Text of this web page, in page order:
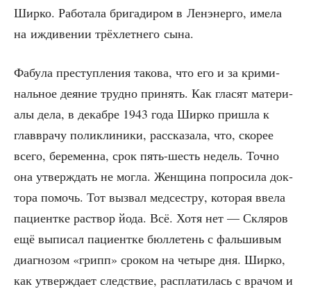
Шир­ко. Рабо­та­ла бри­га­ди­ром в Ленэнер­го, име­ла
на ижди­ве­нии трёх­лет­не­го сына.
Фабу­ла пре­ступ­ле­ния тако­ва, что его и за кри­ми­
наль­ное дея­ние труд­но при­нять. Как гла­сят мате­ри­
а­лы дела, в декаб­ре 1943 года Шир­ко при­шла к
глав­вра­чу поли­кли­ни­ки, рас­ска­за­ла, что, ско­рее
все­го, бере­мен­на, срок пять-шесть недель. Точ­но
она утвер­ждать не мог­ла. Жен­щи­на попро­си­ла док­
то­ра помочь. Тот вызвал мед­сест­ру, кото­рая вве­ла
паци­ент­ке рас­твор йода. Всё. Хотя нет — Скля­ров
ещё выпи­сал паци­ент­ке бюл­ле­тень с фаль­ши­вым
диа­гно­зом «грипп» сро­ком на четы­ре дня. Шир­ко,
как утвер­жда­ет след­ствие, рас­пла­ти­лась с вра­чом и